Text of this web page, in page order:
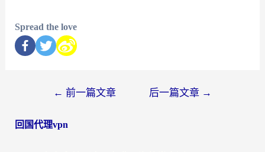
Spread the love
← 前一篇文章 后一篇文章 →
回国代理vpn